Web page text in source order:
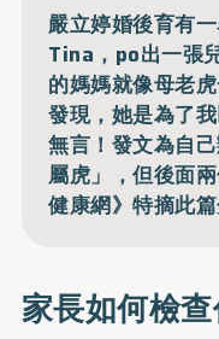
嚴立婷婚後育有
Tina，po出一張
的媽媽就像母老
發現，她是為了
無言！發文為自
屬虎」，但後面
健康網》特摘此
家長如何檢查